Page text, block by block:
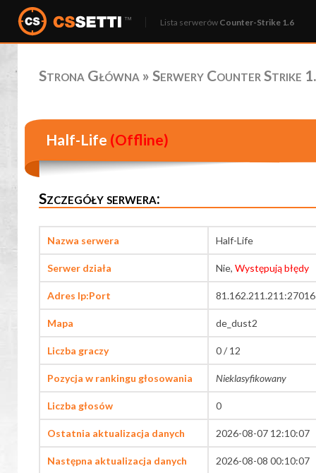
Lista serwerów Counter-Strike 1.6
Strona Główna » Serwery Counter Strike
Half-Life (Offline)
Szczegóły serwera:
Nazwa serwera Half-Life
Serwer działa Nie, Występują błędy
Adres Ip:Port 81.162.211.211:27016
Mapa de_dust2
Liczba graczy 0 / 12
Pozycja w rankingu głosowania Nieklasyfikowany
Liczba głosów 0
Ostatnia aktualizacja danych 2026-08-07 12:10:07
Następna aktualizacja danych 2026-08-08 00:10:07